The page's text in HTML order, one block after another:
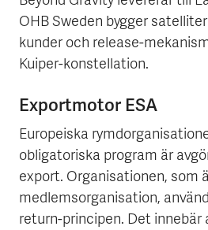
OHB Sweden bygger
kunder och release-
Kuiper-konstellation.
Exportmotor ESA
Europeiska
obligatoriska program är
export. Organisationen, som
medlemsorganisation,
return-principen. Det innebär